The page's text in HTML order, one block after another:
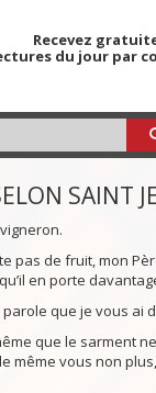
Recevez
du jour par
SAINT
pas de fruit, mon
en porte
que je vous ai
que le sarment
même vous non